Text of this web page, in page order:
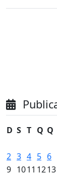
D S T Q Q
2 3 4 5 6
9 1011 1213